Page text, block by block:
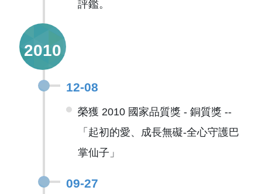
評鑑。
2010
12-08
榮獲 2010 國家品質獎 - 銅質獎 --
「起初的愛、成長無礙-全心守護巴
掌仙子」
09-27